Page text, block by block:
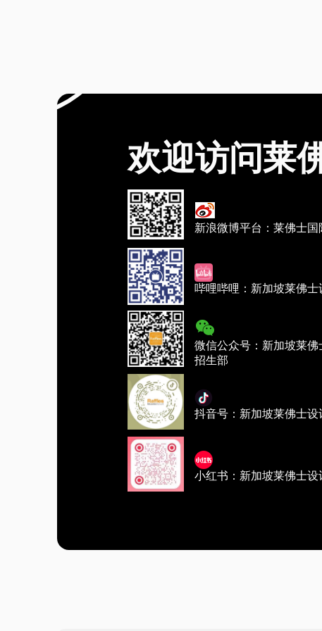
欢迎访问莱
新浪微博平台：莱佛士国
哔哩哔哩：新加坡莱佛士
微信公众号：新加坡莱
招生部
抖音号：新加坡莱佛士设
小红书：新加坡莱佛士设